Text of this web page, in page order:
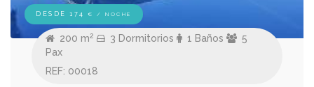
DESDE 174 € / NOCHE
200 m2 3 Dormitorios 1 Baños
5
Pax
REF: 00018